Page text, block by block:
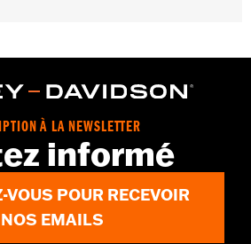
fabricant international Wolverine -
HAUTEUR DE TIGE : 5.25” / HAUTEUR
À LA NEWSLETTER
informé
VOUS POUR RECEVOIR
NOS EMAILS